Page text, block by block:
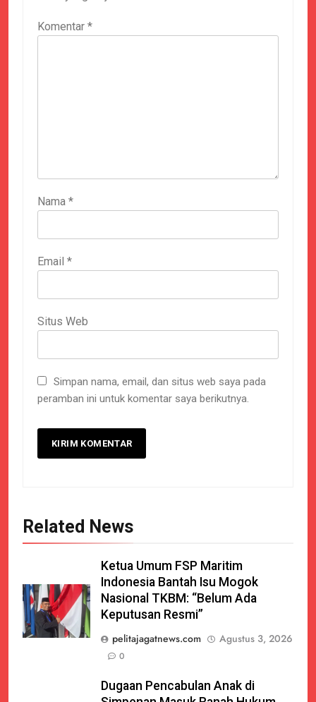
Komentar *
Nama *
Email *
Situs Web
Simpan nama, email, dan situs web saya pada
peramban ini untuk komentar saya berikutnya.
Related News
Ketua Umum FSP Maritim
Indonesia Bantah Isu Mogok
Nasional TKBM: “Belum Ada
Keputusan Resmi”
pelitajagatnews.com
Agustus 3, 2026
0
Dugaan Pencabulan Anak di